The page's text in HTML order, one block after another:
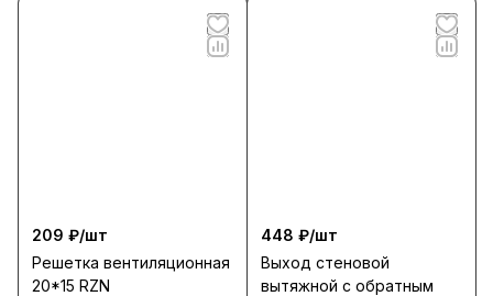
209 ₽/шт
Решетка вентиляционная
20*15 RZN
448 ₽/шт
Выход стеновой
вытяжной с обратным